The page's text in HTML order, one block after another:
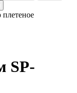
плетеное
SP-